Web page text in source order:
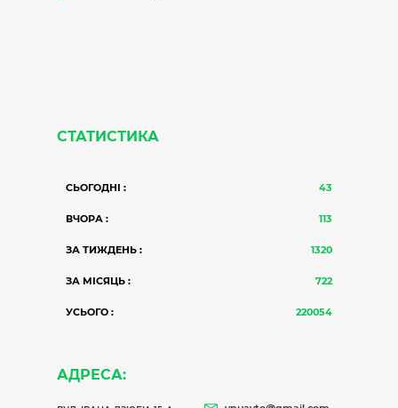
СТАТИСТИКА
СЬОГОДНІ : 43
ВЧОРА : 113
ЗА ТИЖДЕНЬ : 1320
ЗА МІСЯЦЬ : 722
УСЬОГО : 220054
АДРЕСА: